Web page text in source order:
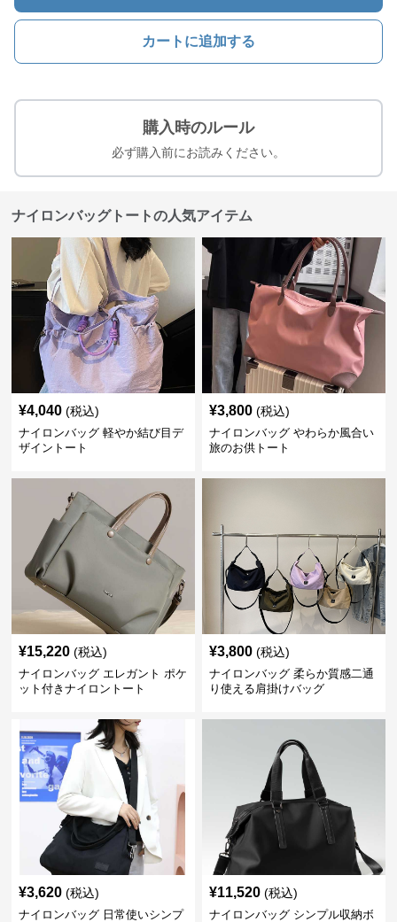
カートに追加する
購入時のルール
必ず購入前にお読みください。
ナイロンバッグトートの人気アイテム
¥4,040 (税込)
ナイロンバッグ 軽やか結び目デ
ザイントート
¥3,800 (税込)
ナイロンバッグ やわらか風合い
旅のお供トート
¥15,220 (税込)
ナイロンバッグ エレガント ポケ
ット付きナイロントート
¥3,800 (税込)
ナイロンバッグ 柔らか質感二通
り使える肩掛けバッグ
¥3,620 (税込)
ナイロンバッグ 日常使いシンプ
¥11,520 (税込)
ナイロンバッグ シンプル収納ボ